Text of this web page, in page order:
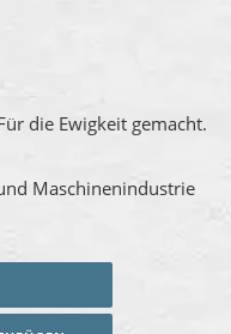
die Ewigkeit gemacht.
Maschinenindustrie